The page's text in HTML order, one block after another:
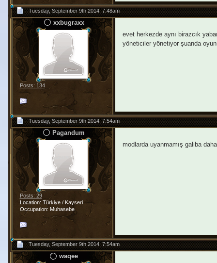
Tuesday, September 9th 2014, 7:48am
xxbugraxx
Posts: 134
evet herkezde aynı birazcık
yöneticiler yönetiyor şuanda
Tuesday, September 9th 2014, 7:54am
Pagandum
Posts: 29
Location: Türkiye / Kayseri
Occupation: Muhasebe
modlarda uyanmamış galiba
Tuesday, September 9th 2014, 7:54am
waqee